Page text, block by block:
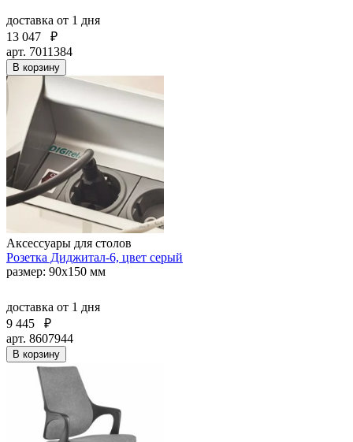
доставка от 1 дня
13 047
₽
арт. 7011384
В корзину
Аксессуары для столов
Розетка Диджитал-6, цвет серый
размер: 90х150 мм
доставка от 1 дня
9 445
₽
арт. 8607944
В корзину